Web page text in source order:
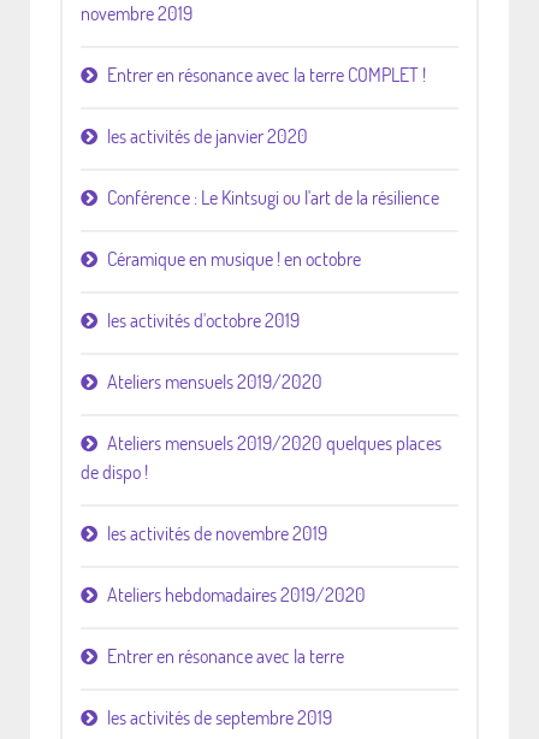
novembre 2019
Entrer en résonance avec la terre COMPLET !
les activités de janvier 2020
Conférence : Le Kintsugi ou l'art de la résilience
Céramique en musique ! en octobre
les activités d'octobre 2019
Ateliers mensuels 2019/2020
Ateliers mensuels 2019/2020 quelques places
de dispo !
les activités de novembre 2019
Ateliers hebdomadaires 2019/2020
Entrer en résonance avec la terre
les activités de septembre 2019